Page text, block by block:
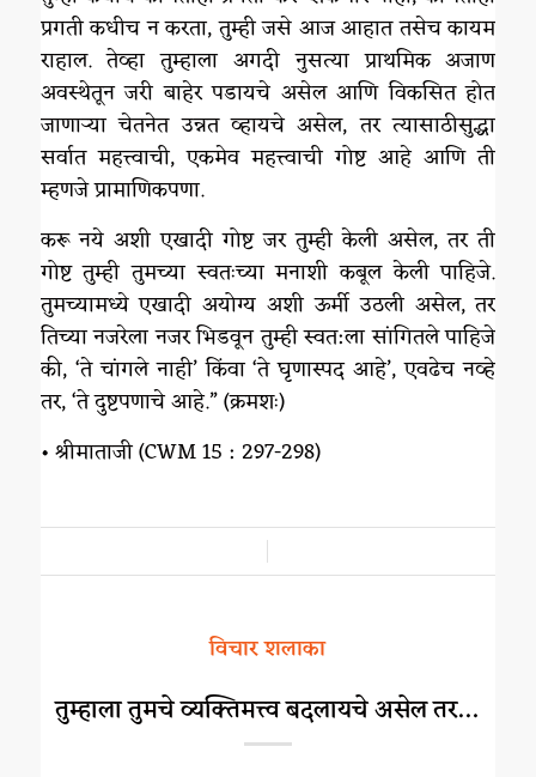
प्रगती कधीच न करता, तुम्ही जसे आज आहात तसेच कायम
राहाल. तेव्हा तुम्हाला अगदी नुसत्या प्राथमिक अजाण
अवस्थेतून जरी बाहेर पडायचे असेल आणि विकसित होत
जाणाऱ्या चेतनेत उन्नत व्हायचे असेल, तर त्यासाठीसुद्धा
सर्वात महत्त्वाची, एकमेव महत्त्वाची गोष्ट आहे आणि ती
म्हणजे प्रामाणिकपणा.
करू नये अशी एखादी गोष्ट जर तुम्ही केली असेल, तर ती
गोष्ट तुम्ही तुमच्या स्वतःच्या मनाशी कबूल केली पाहिजे.
तुमच्यामध्ये एखादी अयोग्य अशी ऊर्मी उठली असेल, तर
तिच्या नजरेला नजर भिडवून तुम्ही स्वत:ला सांगितले पाहिजे
की, ‘ते चांगले नाही‌’ किंवा ‘ते घृणास्पद आहे’, एवढेच नव्हे
तर, ‘ते दुष्टपणाचे आहे.” (क्रमशः)
• श्रीमाताजी (CWM 15 : 297-298)
विचार शलाका
तुम्हाला तुमचे व्यक्तिमत्त्व बदलायचे असेल तर…